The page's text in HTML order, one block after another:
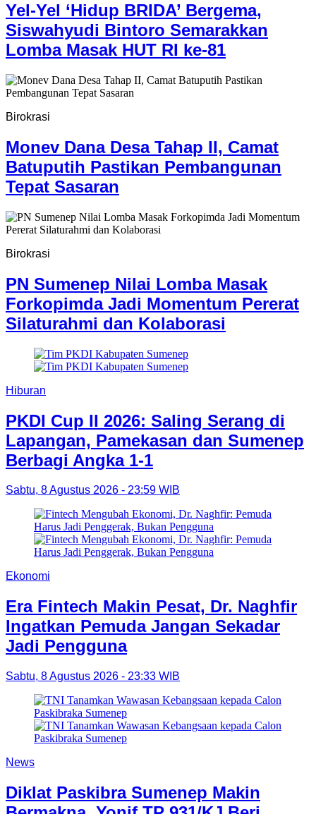
Yel-Yel ‘Hidup BRIDA’ Bergema,
Siswahyudi Bintoro Semarakkan
Lomba Masak HUT RI ke-81
Birokrasi
Monev Dana Desa Tahap II, Camat
Batuputih Pastikan Pembangunan
Tepat Sasaran
Birokrasi
PN Sumenep Nilai Lomba Masak
Forkopimda Jadi Momentum Pererat
Silaturahmi dan Kolaborasi
Hiburan
PKDI Cup II 2026: Saling Serang di
Lapangan, Pamekasan dan Sumenep
Berbagi Angka 1-1
Sabtu, 8 Agustus 2026 - 23:59 WIB
Ekonomi
Era Fintech Makin Pesat, Dr. Naghfir
Ingatkan Pemuda Jangan Sekadar
Jadi Pengguna
Sabtu, 8 Agustus 2026 - 23:33 WIB
News
Diklat Paskibra Sumenep Makin